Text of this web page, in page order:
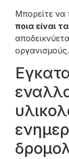
Μπορείτε να
ποια είναι
οργανισμούς.